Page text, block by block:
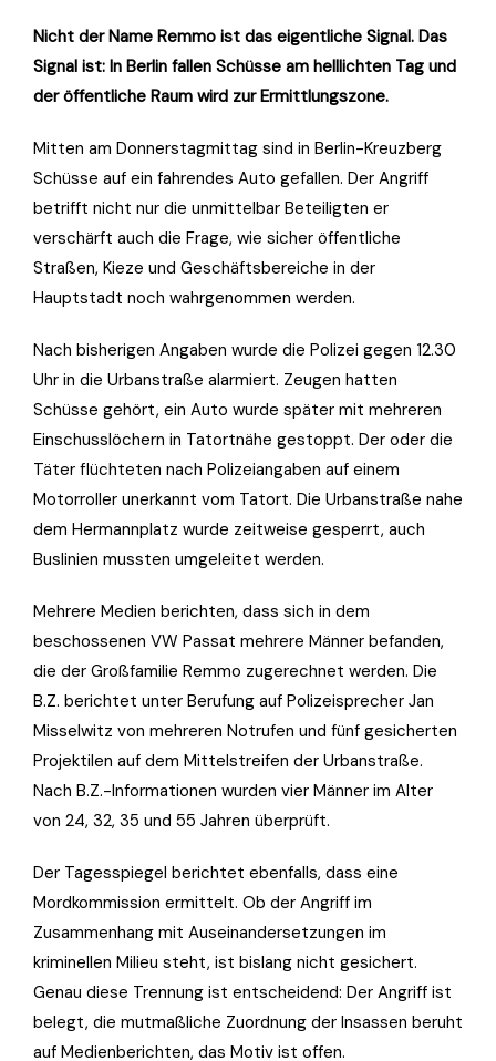
Nicht der Name Remmo ist das eigentliche Signal. Das
Signal ist: In Berlin fallen Schüsse am helllichten Tag und
der öffentliche Raum wird zur Ermittlungszone.
Mitten am Donnerstagmittag sind in Berlin-Kreuzberg
Schüsse auf ein fahrendes Auto gefallen. Der Angriff
betrifft nicht nur die unmittelbar Beteiligten er
verschärft auch die Frage, wie sicher öffentliche
Straßen, Kieze und Geschäftsbereiche in der
Hauptstadt noch wahrgenommen werden.
Nach bisherigen Angaben wurde die Polizei gegen 12.30
Uhr in die Urbanstraße alarmiert. Zeugen hatten
Schüsse gehört, ein Auto wurde später mit mehreren
Einschusslöchern in Tatortnähe gestoppt. Der oder die
Täter flüchteten nach Polizeiangaben auf einem
Motorroller unerkannt vom Tatort. Die Urbanstraße nahe
dem Hermannplatz wurde zeitweise gesperrt, auch
Buslinien mussten umgeleitet werden.
Mehrere Medien berichten, dass sich in dem
beschossenen VW Passat mehrere Männer befanden,
die der Großfamilie Remmo zugerechnet werden. Die
B.Z. berichtet unter Berufung auf Polizeisprecher Jan
Misselwitz von mehreren Notrufen und fünf gesicherten
Projektilen auf dem Mittelstreifen der Urbanstraße.
Nach B.Z.-Informationen wurden vier Männer im Alter
von 24, 32, 35 und 55 Jahren überprüft.
Der Tagesspiegel berichtet ebenfalls, dass eine
Mordkommission ermittelt. Ob der Angriff im
Zusammenhang mit Auseinandersetzungen im
kriminellen Milieu steht, ist bislang nicht gesichert.
Genau diese Trennung ist entscheidend: Der Angriff ist
belegt, die mutmaßliche Zuordnung der Insassen beruht
auf Medienberichten, das Motiv ist offen.